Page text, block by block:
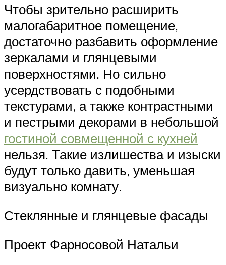
Чтобы зрительно расширить
малогабаритное помещение,
достаточно разбавить оформление
зеркалами и глянцевыми
поверхностями. Но сильно
усердствовать с подобными
текстурами, а также контрастными
и пестрыми декорами в небольшой
гостиной совмещенной с кухней
нельзя. Такие излишества и изыски
будут только давить, уменьшая
визуально комнату.
Стеклянные и глянцевые фасады
Проект Фарносовой Натальи